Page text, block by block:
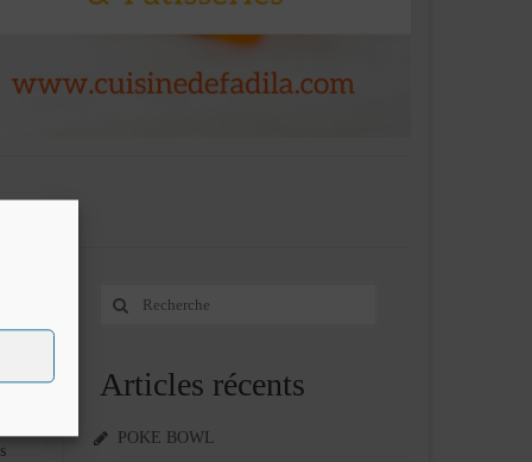
JAN 2022
Rechercher
Articles récents
POKE BOWL